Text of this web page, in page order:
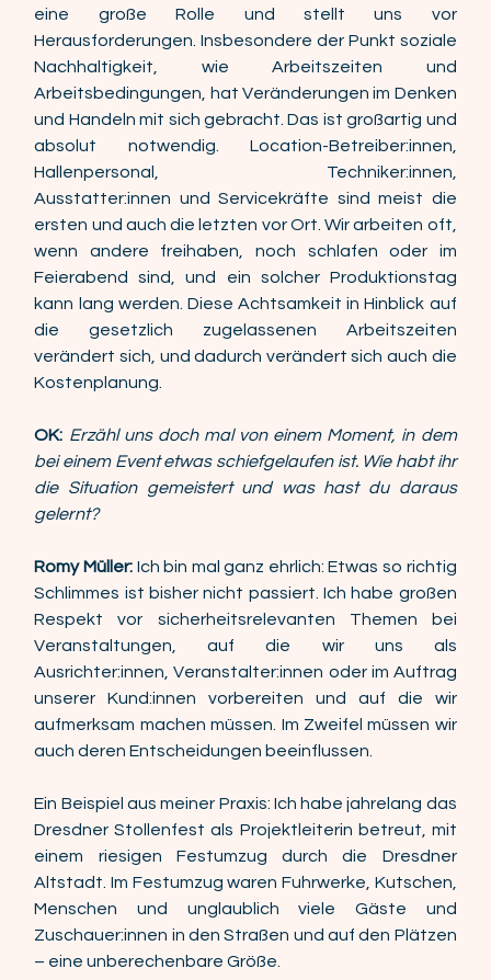
eine große Rolle und stellt uns vor
Herausforderungen. Insbesondere der Punkt soziale
Nachhaltigkeit, wie Arbeitszeiten und
Arbeitsbedingungen, hat Veränderungen im Denken
und Handeln mit sich gebracht. Das ist großartig und
absolut notwendig. Location-Betreiber:innen,
Hallenpersonal, Techniker:innen,
Ausstatter:innen und Servicekräfte sind meist die
ersten und auch die letzten vor Ort. Wir arbeiten oft,
wenn andere freihaben, noch schlafen oder im
Feierabend sind, und ein solcher Produktionstag
kann lang werden. Diese Achtsamkeit in Hinblick auf
die gesetzlich zugelassenen Arbeitszeiten
verändert sich, und dadurch verändert sich auch die
Kostenplanung.
OK: Erzähl uns doch mal von einem Moment, in dem
bei einem Event etwas schiefgelaufen ist. Wie habt ihr
die Situation gemeistert und was hast du daraus
gelernt?
Romy Müller: Ich bin mal ganz ehrlich: Etwas so richtig
Schlimmes ist bisher nicht passiert. Ich habe großen
Respekt vor sicherheitsrelevanten Themen bei
Veranstaltungen, auf die wir uns als
Ausrichter:innen, Veranstalter:innen oder im Auftrag
unserer Kund:innen vorbereiten und auf die wir
aufmerksam machen müssen. Im Zweifel müssen wir
auch deren Entscheidungen beeinflussen.
Ein Beispiel aus meiner Praxis: Ich habe jahrelang das
Dresdner Stollenfest als Projektleiterin betreut, mit
einem riesigen Festumzug durch die Dresdner
Altstadt. Im Festumzug waren Fuhrwerke, Kutschen,
Menschen und unglaublich viele Gäste und
Zuschauer:innen in den Straßen und auf den Plätzen
– eine unberechenbare Größe.